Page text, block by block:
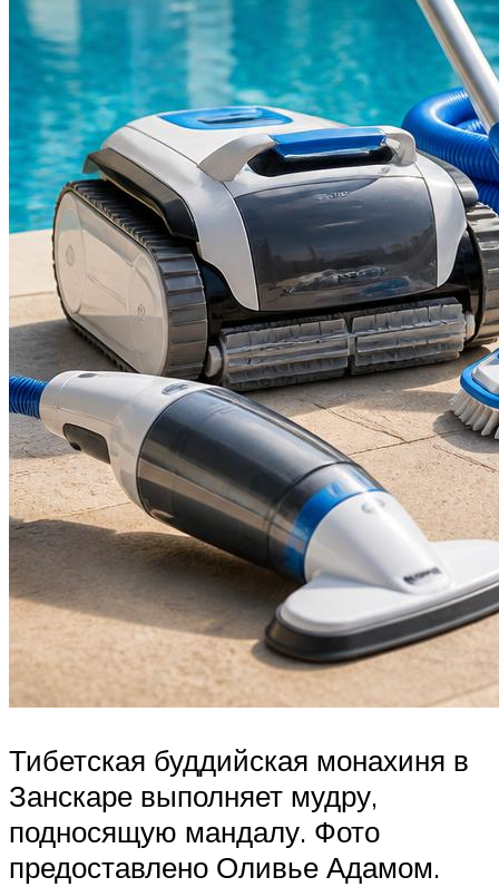
Тибетская буддийская монахиня в
Занскаре выполняет мудру,
подносящую мандалу. Фото
предоставлено Оливье Адамом.